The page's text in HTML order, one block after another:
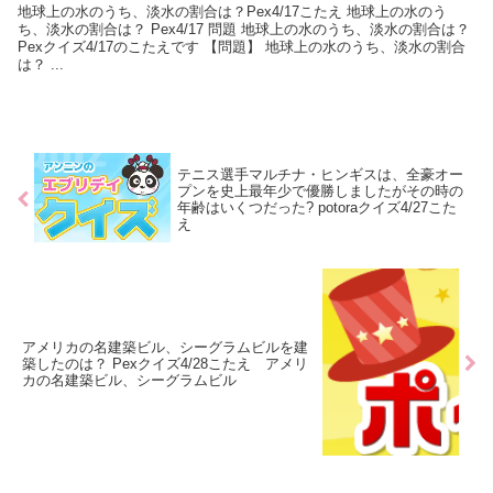
地球上の水のうち、淡水の割合は？Pex4/17こたえ 地球上の水のう
ち、淡水の割合は？ Pex4/17 問題 地球上の水のうち、淡水の割合は？
Pexクイズ4/17のこたえです 【問題】 地球上の水のうち、淡水の割合
は？ ...
テニス選手マルチナ・ヒンギスは、全豪オー
プンを史上最年少で優勝しましたがその時の
年齢はいくつだった? potoraクイズ4/27こた
え
アメリカの名建築ビル、シーグラムビルを建
築したのは？ Pexクイズ4/28こたえ アメリ
カの名建築ビル、シーグラムビル